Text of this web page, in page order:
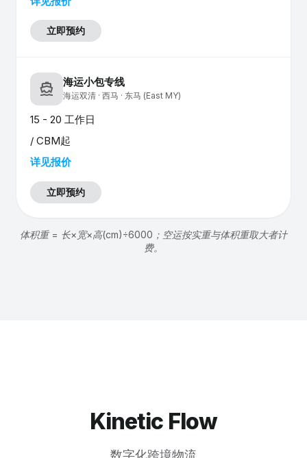
立即预约
directions_boat 海运小包专线
海运双清 · 西马 · 东马 (East MY)
15 - 20 工作日
/ CBM起
详见报价
立即预约
体积重 = 长×宽×高(cm)÷6000；空运按实重与体积重取大者计
费。
Kinetic Flow